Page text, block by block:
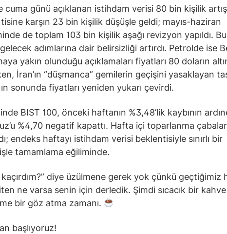
cuma günü açıklanan istihdam verisi 80 bin kişilik artış
karşın 23 bin kişilik düşüşle geldi; mayıs-haziran
de toplam 103 bin kişilik aşağı revizyon yapıldı.
gelecek adımlarına dair belirsizliği artırdı. Petrolde ise
yakın olunduğu açıklamaları fiyatları 80 doların
İran’ın “düşmanca” gemilerin geçişini yasaklayan
sonunda fiyatları yeniden yukarı çevirdi.
BIST 100, önceki haftanın %3,48’lik kaybının
%4,70 negatif kapattı. Hafta içi toparlanma çabaları
endeks haftayı istihdam verisi beklentisiyle sınırlı bir
tamamlama eğiliminde.
kaçırdım?” diye üzülmene gerek yok çünkü geçtiğimiz
ne varsa senin için derledik. Şimdi sıcacık bir kahve
bir göz atma zamanı.
başlıyoruz!